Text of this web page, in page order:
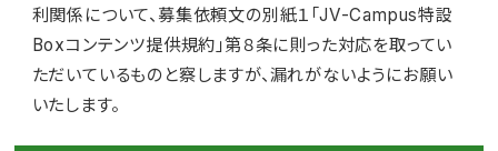
利関係について、募集依頼文の別紙１「JV-Campus特設
Boxコンテンツ提供規約」第８条に則った対応を取ってい
ただいているものと察しますが、漏れがないようにお願い
いたします。